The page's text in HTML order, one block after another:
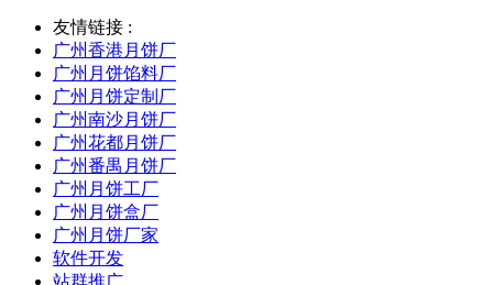
友情链接 :
广州香港月饼厂
广州月饼馅料厂
广州月饼定制厂
广州南沙月饼厂
广州花都月饼厂
广州番禺月饼厂
广州月饼工厂
广州月饼盒厂
广州月饼厂家
软件开发
站群推广